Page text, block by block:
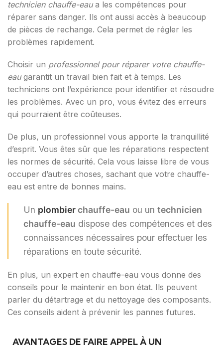
technicien chauffe-eaua les compétences pour
réparer sans danger. Ils ont aussi accès à beaucoup
de pièces de rechange. Cela permet de régler les
problèmes rapidement.
Choisir un professionnel pour réparer votre chauffe-
eaugarantit un travail bien fait et à temps. Les
techniciens ont l’expérience pour identifier et résoudre
les problèmes. Avec un pro, vous évitez des erreurs
qui pourraient être coûteuses.
De plus, un professionnel vous apporte la tranquillité
d’esprit. Vous êtes sûr que les réparations respectent
les normes de sécurité. Cela vous laisse libre de vous
occuper d’autres choses, sachant que votre chauffe-
eau est entre de bonnes mains.
Un plombierchauffe-eau ou un technicien
chauffe-eau dispose des compétences et des
connaissances nécessaires pour effectuer les
réparations en toute sécurité.
En plus, un expert en chauffe-eau vous donne des
conseils pour le maintenir en bon état. Ils peuvent
parler du détartrage et du nettoyage des composants.
Ces conseils aident à prévenir les pannes futures.
AVANTAGES DE FAIRE APPEL À UN